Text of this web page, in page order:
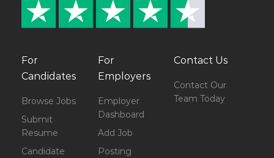
For
Candidates
Browse Jobs
Submit
Resume
Candidate
For
Employers
Employer
Dashboard
Add Job
Posting
Contact Us
Contact Our
Team Today